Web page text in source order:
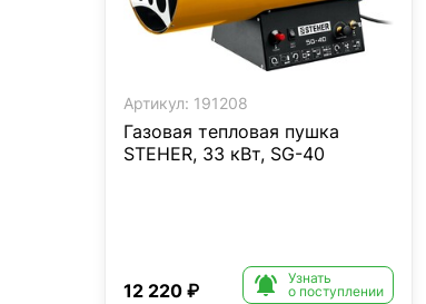
Артикул: 191208
Газовая тепловая пушка
STEHER, 33 кВт, SG-40
12 220 ₽ 
Узнать
о поступлении